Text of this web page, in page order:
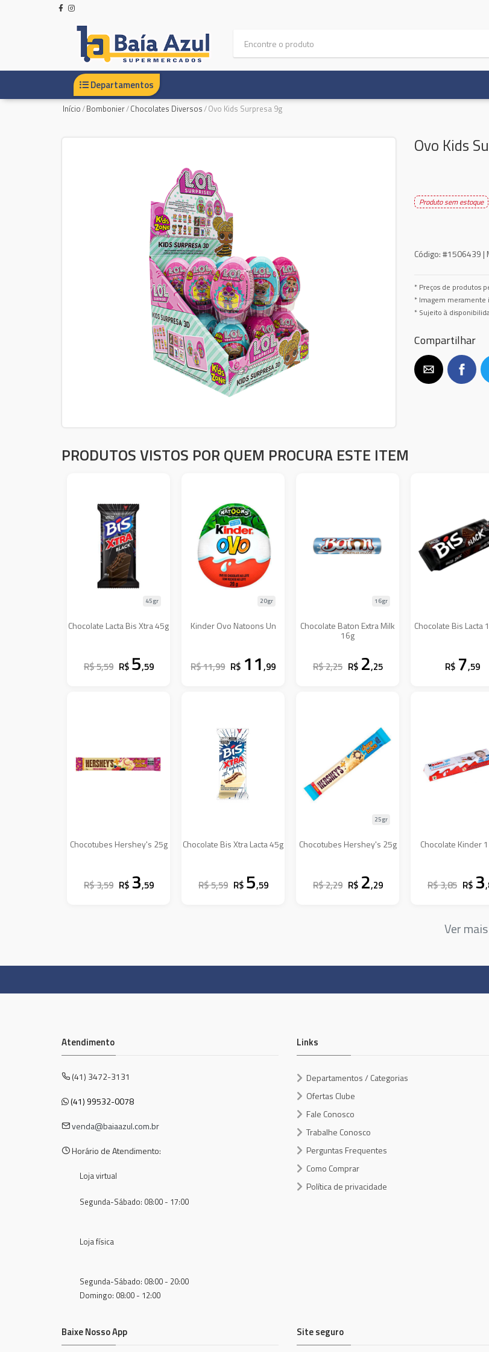
Departamentos
Início/Bombonier/Chocolates Diversos/Ovo Kids Surpresa 9g
Ovo Kids
Produto sem estoque
Código:#1506439 |
* Preços de produtos
* Imagem meramente
* Sujeito à
Compartilhar
PRODUTOS VISTOS POR QUEM PROCURA ESTE ITEM
Chocolate Lacta Bis Xtra 45g
45gr
R$ 5,59 R$ 5,59
Kinder Ovo Natoons Un
20gr
R$ 11,99 R$ 11,99
Chocolate Baton Extra Milk
16g
16gr
R$ 2,25 R$ 2,25
Chocolate Bis Lacta
R$ 7,59
Chocotubes Hershey's 25g
R$ 3,59 R$ 3,59
Chocolate Bis Xtra Lacta 45g
R$ 5,59 R$ 5,59
Chocotubes Hershey's 25g
25gr
R$ 2,29 R$ 2,29
Chocolate Kinder
R$ 3,85 R$ 3
Ver
Atendimento
(41) 3472-3131
(41) 99532-0078
venda@baiaazul.com.br
Horário de Atendimento:
Loja virtual
Segunda-Sábado: 08:00 - 17:00
Loja física
Segunda-Sábado: 08:00 - 20:00
Domingo: 08:00 - 12:00
Links
Departamentos / Categorias
Ofertas Clube
Fale Conosco
Trabalhe Conosco
Perguntas Frequentes
Como Comprar
Política de privacidade
Baixe Nosso App Site seguro